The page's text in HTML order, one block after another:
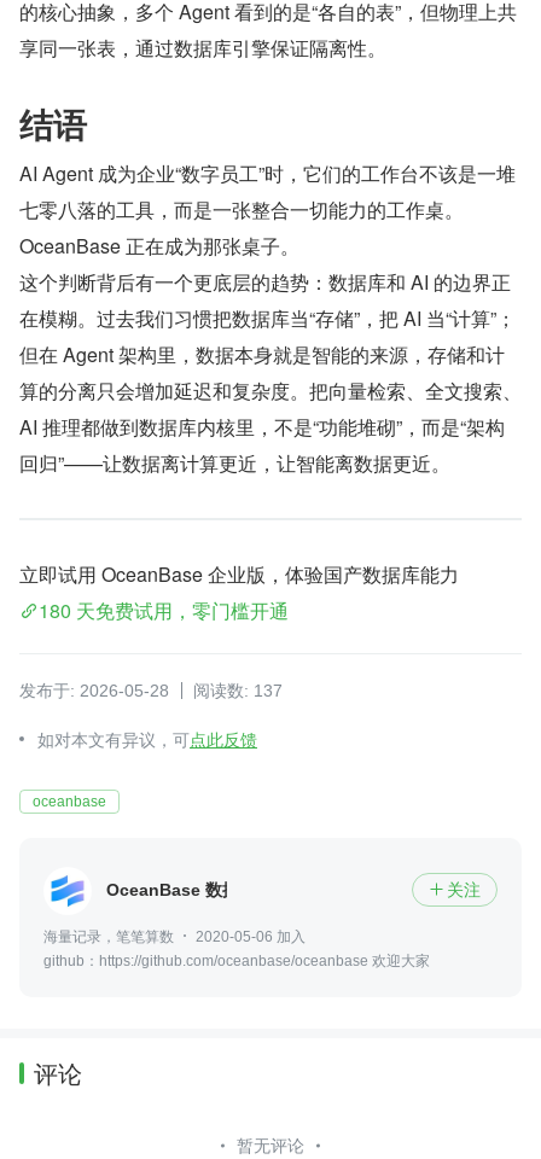
的核心抽象，多个 Agent 看到的是“各自的表”，但物理上共
享同一张表，通过数据库引擎保证隔离性。
结语
AI Agent 成为企业“数字员工”时，它们的工作台不该是一堆
七零八落的工具，而是一张整合一切能力的工作桌。
OceanBase 正在成为那张桌子。
这个判断背后有一个更底层的趋势：数据库和 AI 的边界正
在模糊。过去我们习惯把数据库当“存储”，把 AI 当“计算”；
但在 Agent 架构里，数据本身就是智能的来源，存储和计
算的分离只会增加延迟和复杂度。把向量检索、全文搜索、
AI 推理都做到数据库内核里，不是“功能堆砌”，而是“架构
回归”——让数据离计算更近，让智能离数据更近。
立即试用 OceanBase 企业版，体验国产数据库能力
180 天免费试用，零门槛开通
发布于: 2026-05-28 阅读数: 137
如对本文有异议，可点此反馈
oceanbase
OceanBase 数据库  关注
海量记录，笔笔算数
2020-05-06 加入
github：https://github.com/oceanbase/oceanbase 欢迎大家
评论
暂无评论